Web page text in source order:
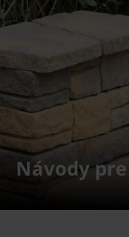
Návody